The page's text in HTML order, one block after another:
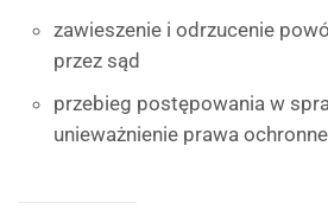
zawieszenie i odrzucenie
przez sąd
przebieg postępowania w
unieważnienie prawa